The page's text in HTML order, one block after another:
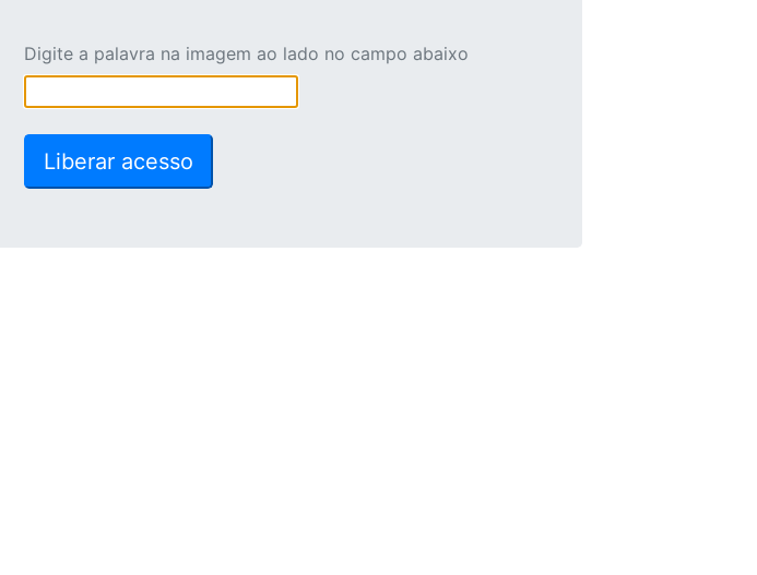
Digite a palavra na imagem ao lado no campo abaixo